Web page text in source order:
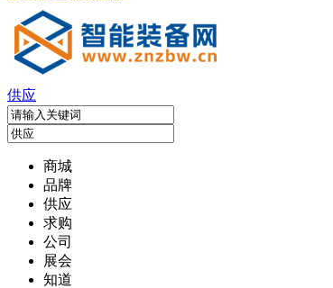
供应
商城
品牌
供应
求购
公司
展会
知道